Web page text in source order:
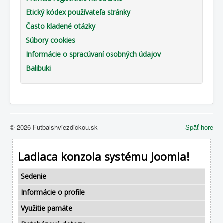
Etický kódex používateľa stránky
Často kladené otázky
Súbory cookies
Informácie o spracúvaní osobných údajov
Balibuki
Späť hore
© 2026 Futbalshviezdickou.sk
Ladiaca konzola systému Joomla!
Sedenie
Informácie o profile
Využitie pamäte